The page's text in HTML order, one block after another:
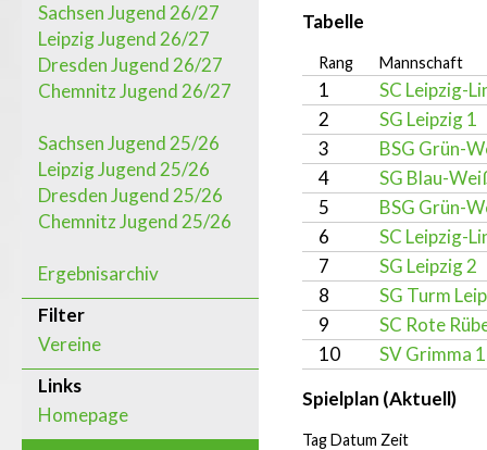
Sachsen Jugend 26/27
Leipzig Jugend 26/27
Dresden Jugend 26/27
Chemnitz Jugend 26/27
Sachsen Jugend 25/26
Leipzig Jugend 25/26
Dresden Jugend 25/26
Chemnitz Jugend 25/26
Ergebnisarchiv
Filter
Vereine
Links
Homepage
Tabelle
Rang Mannschaft
1
SC Leipzig-
2
SG Leipzig 1
3
BSG Grün-
4
SG Blau-
5
BSG Grün-
6
SC Leipzig-
7
SG Leipzig 2
8
SG Turm
9
SC Rote
10
SV Grimma 1
Spielplan (Aktuell)
Tag Datum Zeit